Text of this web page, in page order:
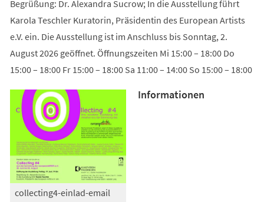
Begrüßung: Dr. Alexandra Sucrow; In die Ausstellung führt
Karola Teschler Kuratorin, Präsidentin des European Artists
e.V. ein. Die Ausstellung ist im Anschluss bis Sonntag, 2.
August 2026 geöffnet. Öffnungszeiten Mi 15:00 – 18:00 Do
15:00 – 18:00 Fr 15:00 – 18:00 Sa 11:00 – 14:00 So 15:00 – 18:00
collecting4-einlad-email
Informationen